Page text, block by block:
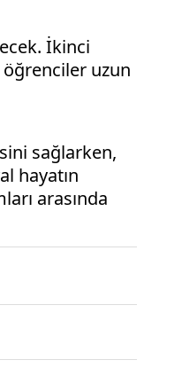
İkinci
öğrenciler uzun
sağlarken,
hayatın
arasında